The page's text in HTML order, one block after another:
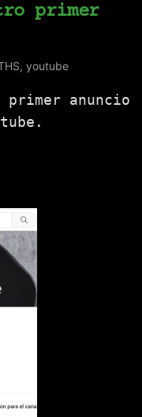
primer
, youtube
primer anuncio